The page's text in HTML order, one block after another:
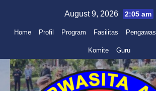
content
August 9, 2026 2:05 am
Home Profil Program Fasilitas Pengawas
Komite Guru